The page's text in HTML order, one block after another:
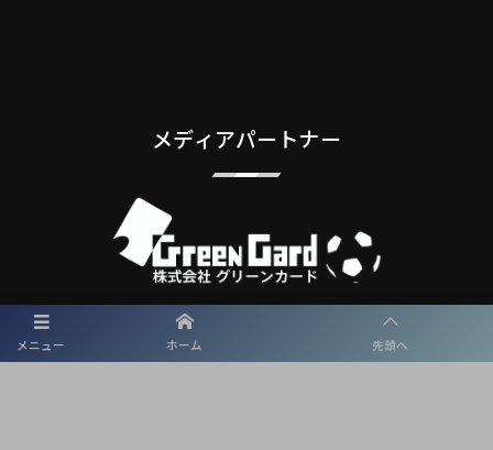
メニュー ホーム 先頭へ
メディアパートナー
メディアパートナーとして